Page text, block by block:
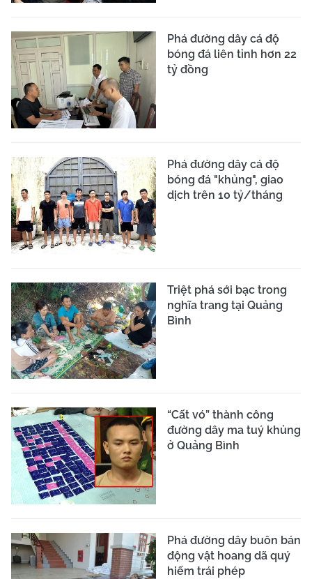
Phá đường dây cá độ
bóng đá liên tỉnh hơn 22
tỷ đồng
Phá đường dây cá độ
bóng đá "khủng", giao
dịch trên 10 tỷ/tháng
Triệt phá sới bạc trong
nghĩa trang tại Quảng
Bình
“Cất vó” thành công
đường dây ma tuý khủng
ở Quảng Bình
Phá đường dây buôn bán
động vật hoang dã quý
hiếm trái phép